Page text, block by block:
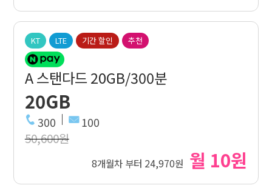
KT LTE 기간 할인 추천
A 스탠다드 20GB/300분
20GB
300 100
50,600원
8개월차 부터 24,970원 월 10원